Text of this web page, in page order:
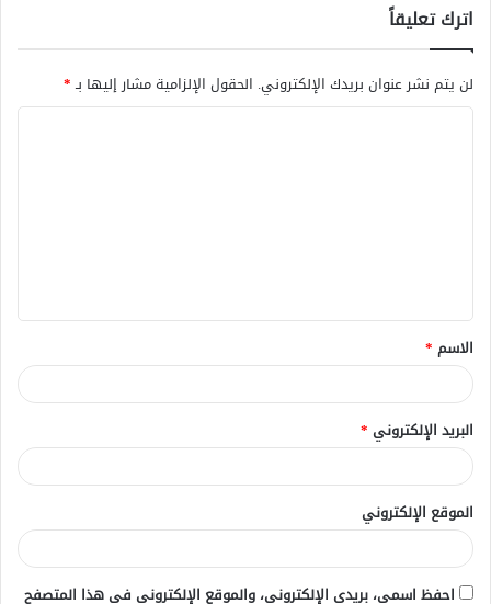
اترك تعليقاً
لن يتم نشر عنوان بريدك الإلكتروني. الحقول الإلزامية مشار إليها بـ*
ق
*
الاسم *
البريد الإلكتروني *
الموقع الإلكتروني
احفظ اسمي، بريدي الإلكتروني، والموقع الإلكتروني في هذا المتصفح